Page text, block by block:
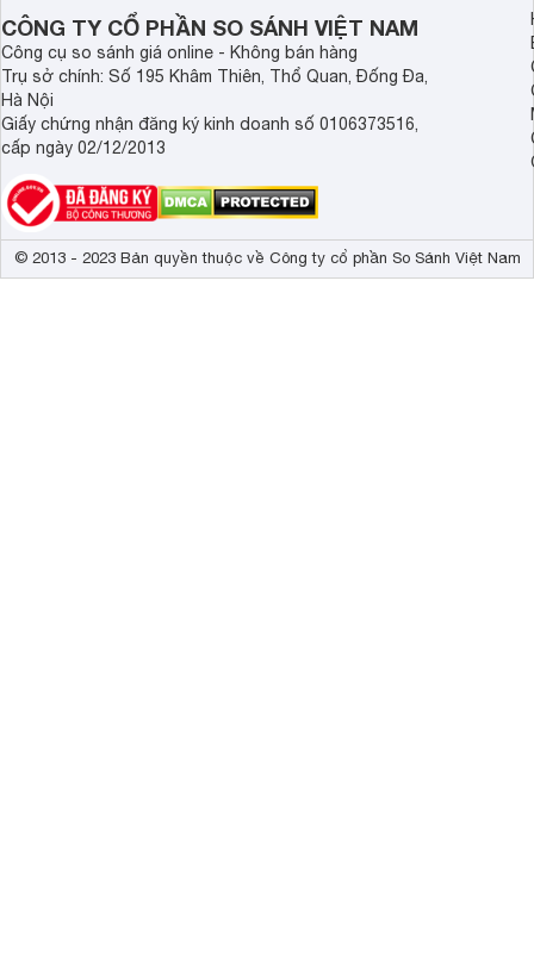
Demax, Hubert và
CÔNG TY CỔ PHẦN SO SÁNH VIỆT NAM
Công cụ so sánh giá online - Không bán hàng
Trụ sở chính: Số 195 Khâm Thiên, Thổ Quan, Đống Đa,
Hà Nội
Giấy chứng nhận đăng ký kinh doanh số 0106373516,
cấp ngày 02/12/2013
© 2013 - 2023 Bản quyền thuộc về Công ty cổ phần So Sánh Việt Nam